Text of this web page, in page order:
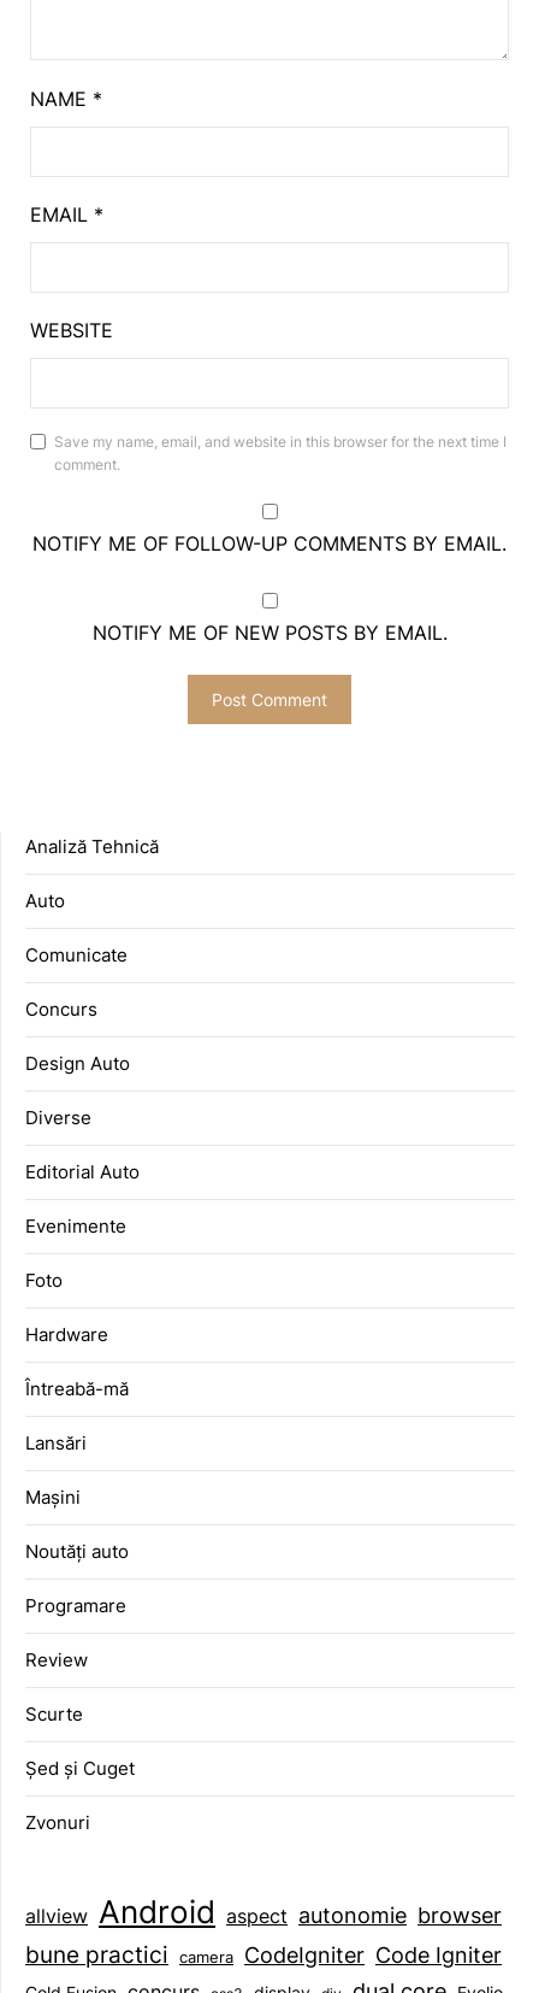
NAME *
EMAIL *
WEBSITE
Save my name, email, and website in this browser for the next time I
comment.
NOTIFY ME OF FOLLOW-UP COMMENTS BY EMAIL.
NOTIFY ME OF NEW POSTS BY EMAIL.
Analiză Tehnică
Auto
Comunicate
Concurs
Design Auto
Diverse
Editorial Auto
Evenimente
Foto
Hardware
Întreabă-mă
Lansări
Mașini
Noutăți auto
Programare
Review
Scurte
Șed și Cuget
Zvonuri
allview Android aspect autonomie browser
bune practici camera CodeIgniter Code Igniter